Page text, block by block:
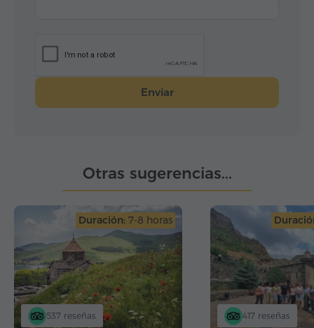
которые останутся со мной надолго!
Enviar
Otras sugerencias...
Duración: 7-8 horas
537 reseñas 417 reseñas